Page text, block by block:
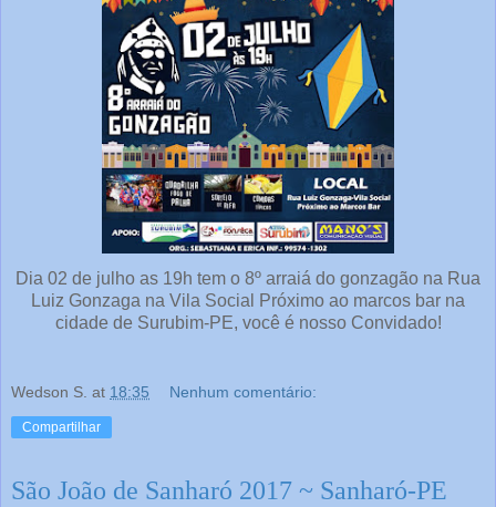
Dia 02 de julho as 19h tem o 8º arraiá do gonzagão na Rua
Luiz Gonzaga na Vila Social Próximo ao marcos bar na
cidade de Surubim-PE, você é nosso Convidado!
Wedson S. at 18:35 Nenhum comentário:
Compartilhar
São João de Sanharó 2017 ~ Sanharó-PE